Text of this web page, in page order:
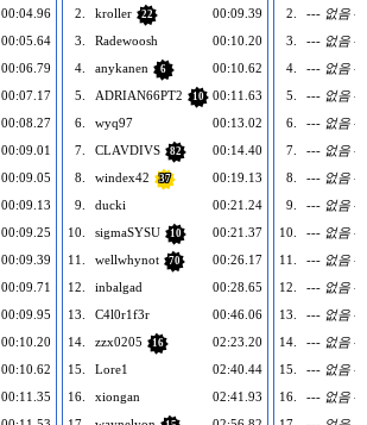
00:04.96
00:05.64
00:06.79
00:07.17
00:08.27
00:09.01
00:09.05
00:09.13
00:09.25
00:09.39
00:09.71
00:09.95
00:10.20
00:10.62
00:11.35
2.
kroller 22
00:09.39
3.
Radewoosh
00:10.20
4.
anykanen 6
00:10.62
5.
ADRIAN66PT2 10
00:11.63
6.
wyq97
00:13.02
7.
CLAVDIVS 82
00:14.40
8.
windex42 37
00:19.13
9.
ducki
00:21.24
10.
sigmaSYSU 10
00:21.37
11.
wellwhynot 70
00:26.17
12.
inbalgad
00:28.65
13.
C4l0r1f3r
00:46.06
14.
zzx0205 16
02:23.20
15.
Lore1
02:40.44
16.
xiongan
02:41.93
2.
--- 없음 ---
3.
--- 없음 ---
4.
--- 없음 ---
5.
--- 없음 ---
6.
--- 없음 ---
7.
--- 없음 ---
8.
--- 없음 ---
9.
--- 없음 ---
10.
--- 없음 ---
11.
--- 없음 ---
12.
--- 없음 ---
13.
--- 없음 ---
14.
--- 없음 ---
15.
--- 없음 ---
16.
--- 없음 ---